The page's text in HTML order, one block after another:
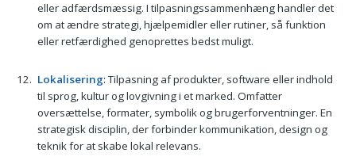
eller adfærdsmæssig. I tilpasningssammenhæng handler det
om at ændre strategi, hjælpemidler eller rutiner, så funktion
eller retfærdighed genoprettes bedst muligt.
Lokalisering: Tilpasning af produkter, software eller indhold
til sprog, kultur og lovgivning i et marked. Omfatter
oversættelse, formater, symbolik og brugerforventninger. En
strategisk disciplin, der forbinder kommunikation, design og
teknik for at skabe lokal relevans.